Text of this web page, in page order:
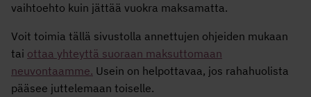
vaihtoehto kuin jättää vuokra maksamatta.
Voit toimia tällä sivustolla annettujen ohjeiden mukaan
tai ottaa yhteyttä suoraan maksuttomaan
neuvontaamme. Usein on helpottavaa, jos rahahuolista
pääsee juttelemaan toiselle.